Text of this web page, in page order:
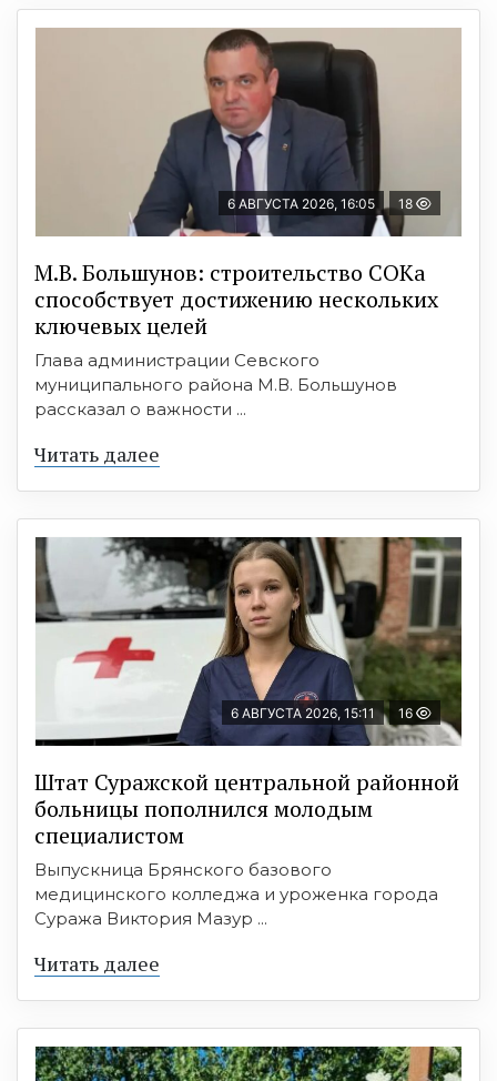
6 АВГУСТА 2026, 16:05 18
М.В. Большунов: строительство СОКа
способствует достижению нескольких
ключевых целей
Глава администрации Севского
муниципального района М.В. Большунов
рассказал о важности ...
Читать далее
6 АВГУСТА 2026, 15:11 16
Штат Суражской центральной районной
больницы пополнился молодым
специалистом
Выпускница Брянского базового
медицинского колледжа и уроженка города
Суража Виктория Мазур ...
Читать далее